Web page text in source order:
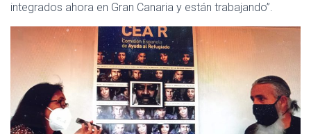
integrados ahora en Gran Canaria y están trabajando”.